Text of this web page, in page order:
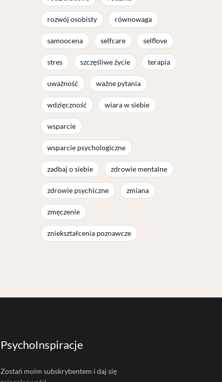
rozwój osobisty równowaga
samoocena selfcare selflove
stres szczęśliwe życie terapia
uważność ważne pytania
wdzięczność wiara w siebie
wsparcie
wsparcie psychologiczne
zadbaj o siebie zdrowie mentalne
zdrowie psychiczne zmiana
zmęczenie
zniekształcenia poznawcze
PsychoInspiracje
Zostań moim subskrybentem i daj się